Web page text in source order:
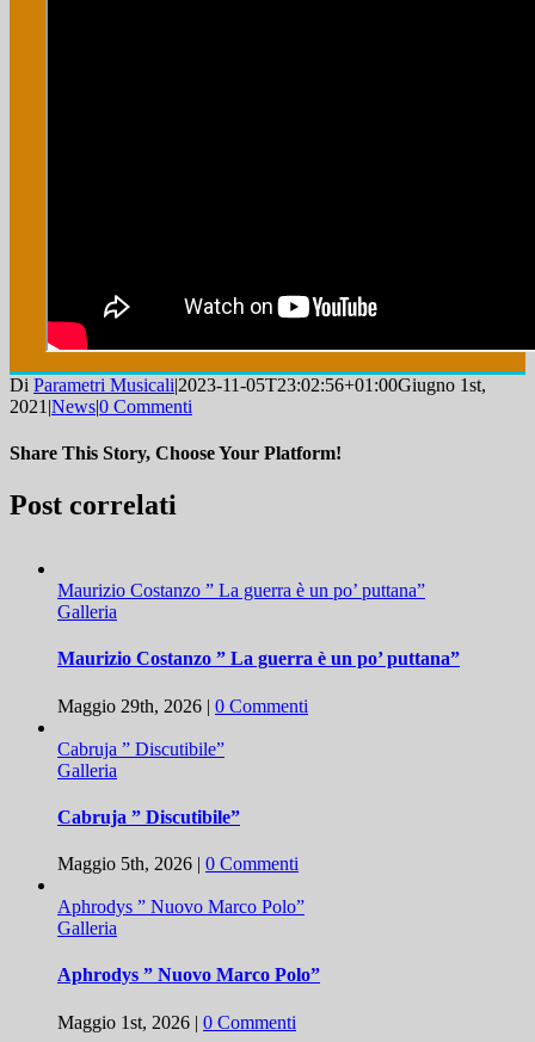
Di Parametri Musicali|2023-11-05T23:02:56+01:00Giugno 1st,
2021 |News|0 Commenti
Share This Story, Choose Your Platform!
Facebook
Twitter
LinkedIn
WhatsApp
Telegram
Tumblr
Email
Post correlati
Maurizio Costanzo ” La guerra è un po’ puttana”
Galleria
Maurizio Costanzo ” La guerra è un po’ puttana”
Maggio 29th, 2026 | 0 Commenti
Cabruja ” Discutibile”
Galleria
Cabruja ” Discutibile”
Maggio 5th, 2026 | 0 Commenti
Aphrodys ” Nuovo Marco Polo”
Galleria
Aphrodys ” Nuovo Marco Polo”
Maggio 1st, 2026 | 0 Commenti